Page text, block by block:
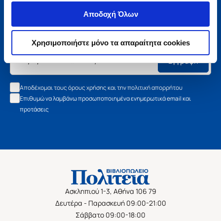
Αποδοχή Όλων
Χρησιμοποιήστε μόνο τα απαραίτητα cookies
Μάθετε τα νέα της Πολιτείας
Εγγραφείτε στο newsletter μας και μάθετε πρώτοι όλα τα
νέα βιβλία, τις εξαιρετικές τιμές και τις εκδηλώσεις μας.
Εγγραφή
Αποδέχομαι τους όρους χρήσης και την πολιτική απορρήτου
Επιθυμώ να λαμβάνω προσωποποιημένα ενημερωτικά email και
προτάσεις
Ασκληπιού 1-3, Αθήνα 106 79
Δευτέρα - Παρασκευή 09:00-21:00
Σάββατο 09:00-18:00